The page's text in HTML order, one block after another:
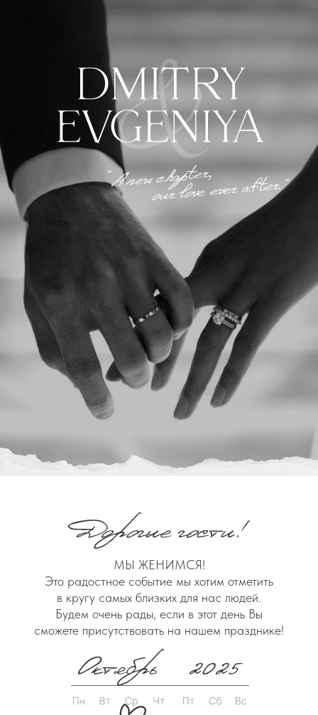
МЫ ЖЕНИМСЯ!
Это радостное событие мы хотим отметить
в кругу самых близких для нас людей.
Будем очень рады, если в этот день Вы
сможете присутствовать на нашем празднике!